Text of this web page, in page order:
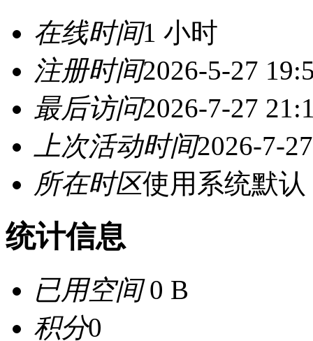
在线时间1 小时
注册时间2026-5-27
最后访问2026-7-27
上次活动时间2026-7-
所在时区使用系统默认
统计信息
已用空间0 B
积分0